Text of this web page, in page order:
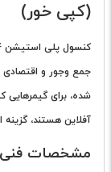
(کپی خور)
شده، برای
آفلاین هستند،
مشخصات فنی